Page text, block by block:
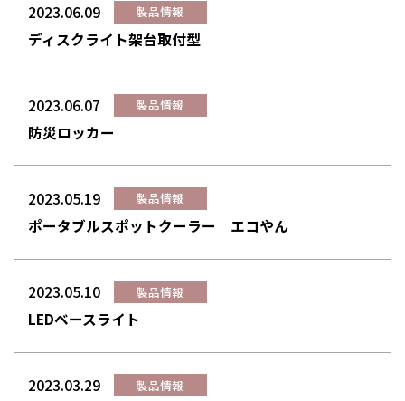
2023.06.09 製品情報
ディスクライト架台取付型
2023.06.07 製品情報
防災ロッカー
2023.05.19 製品情報
ポータブルスポットクーラー エコやん
2023.05.10 製品情報
LEDベースライト
2023.03.29 製品情報